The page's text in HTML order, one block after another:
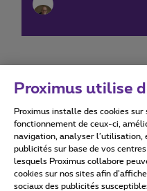
Conditions d'utilisation
Proximus utilise
Proximus installe des cookies
fonctionnement de ceux-ci,
navigation, analyser
publicités sur base de vos
lesquels Proximus collabore
cookies sur nos sites afin
sociaux des publicités